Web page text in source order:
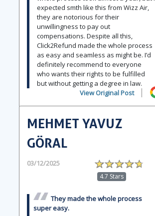
expected smth like this from Wizz Air,
they are notorious for their
unwillingness to pay out
compensations. Despite all this,
Click2Refund made the whole process
as easy and seamless as might be. I’d
definitely recommend to everyone
who wants their rights to be fulfilled
but without getting a degree in law.
View Original Post
MEHMET YAVUZ
GÖRAL
03/12/2025
4.7 Stars
They made the whole process
super easy.